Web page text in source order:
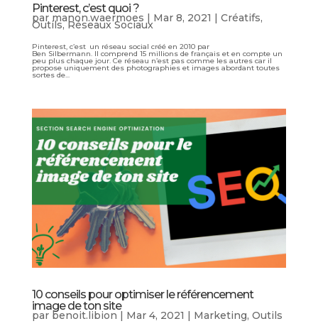
Pinterest, c’est quoi ?
par manon.waermoes | Mar 8, 2021 | Créatifs,
Outils, Réseaux Sociaux
Pinterest, c’est un réseau social créé en 2010 par
Ben Silbermann. Il comprend 15 millions de français et en compte un
peu plus chaque jour. Ce réseau n’est pas comme les autres car il
propose uniquement des photographies et images abordant toutes
sortes de...
10 conseils pour optimiser le référencement
image de ton site
par benoit.libion | Mar 4, 2021 | Marketing, Outils